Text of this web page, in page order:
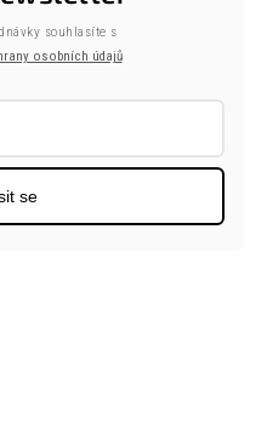
souhlasíte s
osobních údajů
se